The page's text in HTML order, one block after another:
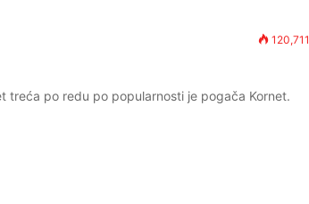
120,711
treća po redu po popularnosti je pogača Kornet.